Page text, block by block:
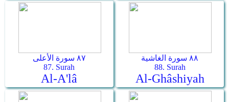
٨٧ سورة الأعلى
87. Surah
Al-A'lâ
٨٨ سورة الغاشية
88. Surah
Al-Ghâshiyah